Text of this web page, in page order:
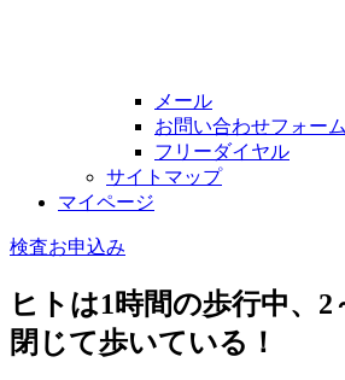
メール
お問い合わせフォーム
フリーダイヤル
サイトマップ
マイページ
検査お申込み
ヒトは1時間の歩行中、2
閉じて歩いている！